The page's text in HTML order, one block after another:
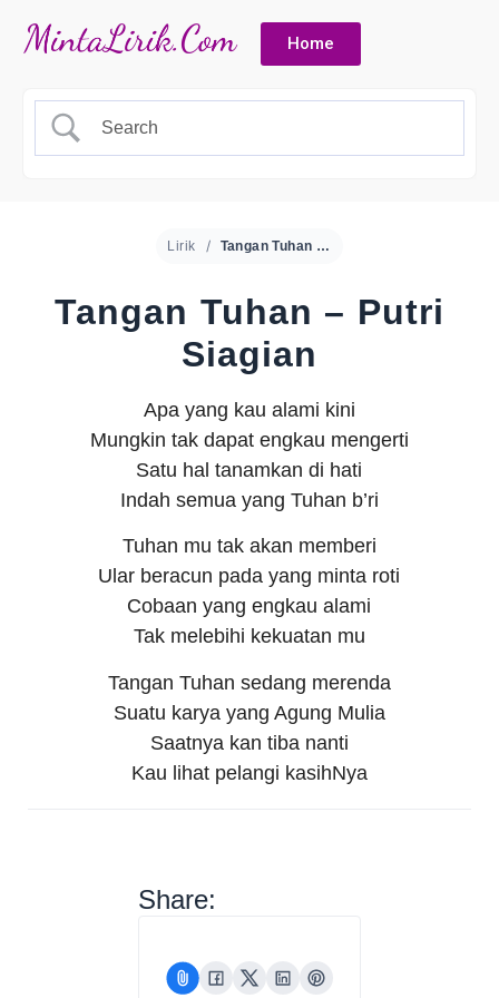
Home
Lirik Tangan Tuhan – Putri Siagian
Tangan Tuhan – Putri
Siagian
Apa yang kau alami kini
Mungkin tak dapat engkau mengerti
Satu hal tanamkan di hati
Indah semua yang Tuhan b’ri
Tuhan mu tak akan memberi
Ular beracun pada yang minta roti
Cobaan yang engkau alami
Tak melebihi kekuatan mu
Tangan Tuhan sedang merenda
Suatu karya yang Agung Mulia
Saatnya kan tiba nanti
Kau lihat pelangi kasihNya
Share: